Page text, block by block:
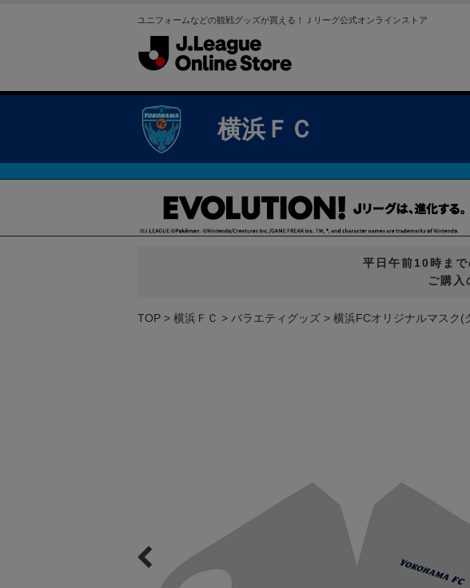
ユニフォームなどの観戦グッズが買える！Ｊリーグ公式オンラインストア
横浜ＦＣ
平日午前10時まで
ご購入
TOP 横浜ＦＣ バラエティグッズ 横浜FCオリジナルマスク(